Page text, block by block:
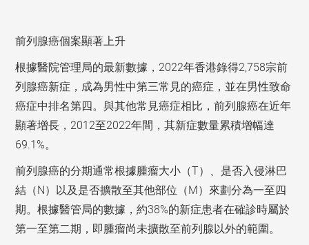
前列腺癌個案顯著上升
根據醫院管理局的最新數據，2022年香港錄得2,758宗前
列腺癌新症，成為男性中第三常見的癌症，並在男性致命
癌症中排名第四。與其他常見癌症相比，前列腺癌在近年
顯著增長，2012至2022年間，其新症數量累積增幅達
69.1%。
前列腺癌的分期通常根據腫瘤大小（T）、是否入侵淋巴
結（N）以及是否擴散至其他部位（M）來劃分為一至四
期。根據醫管局的數據，約38%的新症患者在確診時屬於
第一至第二期，即腫瘤尚未擴散至前列腺以外的範圍。